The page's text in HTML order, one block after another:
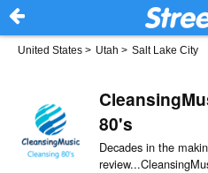
United States > Utah > Salt Lake City
80's
Decades in the